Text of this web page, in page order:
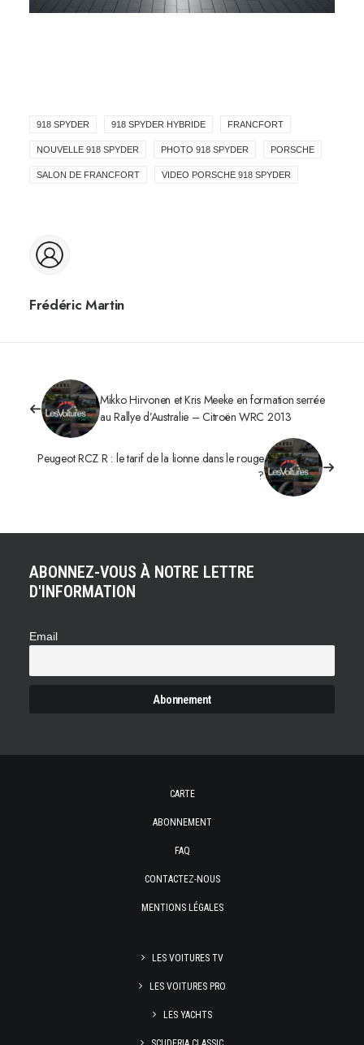
918 SPYDER 918 SPYDER HYBRIDE FRANCFORT
NOUVELLE 918 SPYDER PHOTO 918 SPYDER PORSCHE
SALON DE FRANCFORT VIDEO PORSCHE 918 SPYDER
Frédéric Martin
Mikko Hirvonen et Kris Meeke en formation serrée
au Rallye d’Australie – Citroën WRC 2013
Peugeot RCZ R : le tarif de la lionne dans le rouge
?
ABONNEZ-VOUS À NOTRE LETTRE
D'INFORMATION
Email
CARTE
ABONNEMENT
FAQ
CONTACTEZ-NOUS
MENTIONS LÉGALES
LES VOITURES TV
LES VOITURES PRO
LES YACHTS